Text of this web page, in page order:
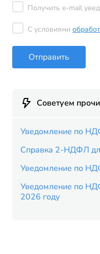
Получить e-mail
С условиями
Отправить
Советуем
Уведомление по
Справка 2-НДФЛ
Уведомление по
Уведомление по
2026 году